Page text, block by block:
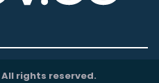
rights reserved.